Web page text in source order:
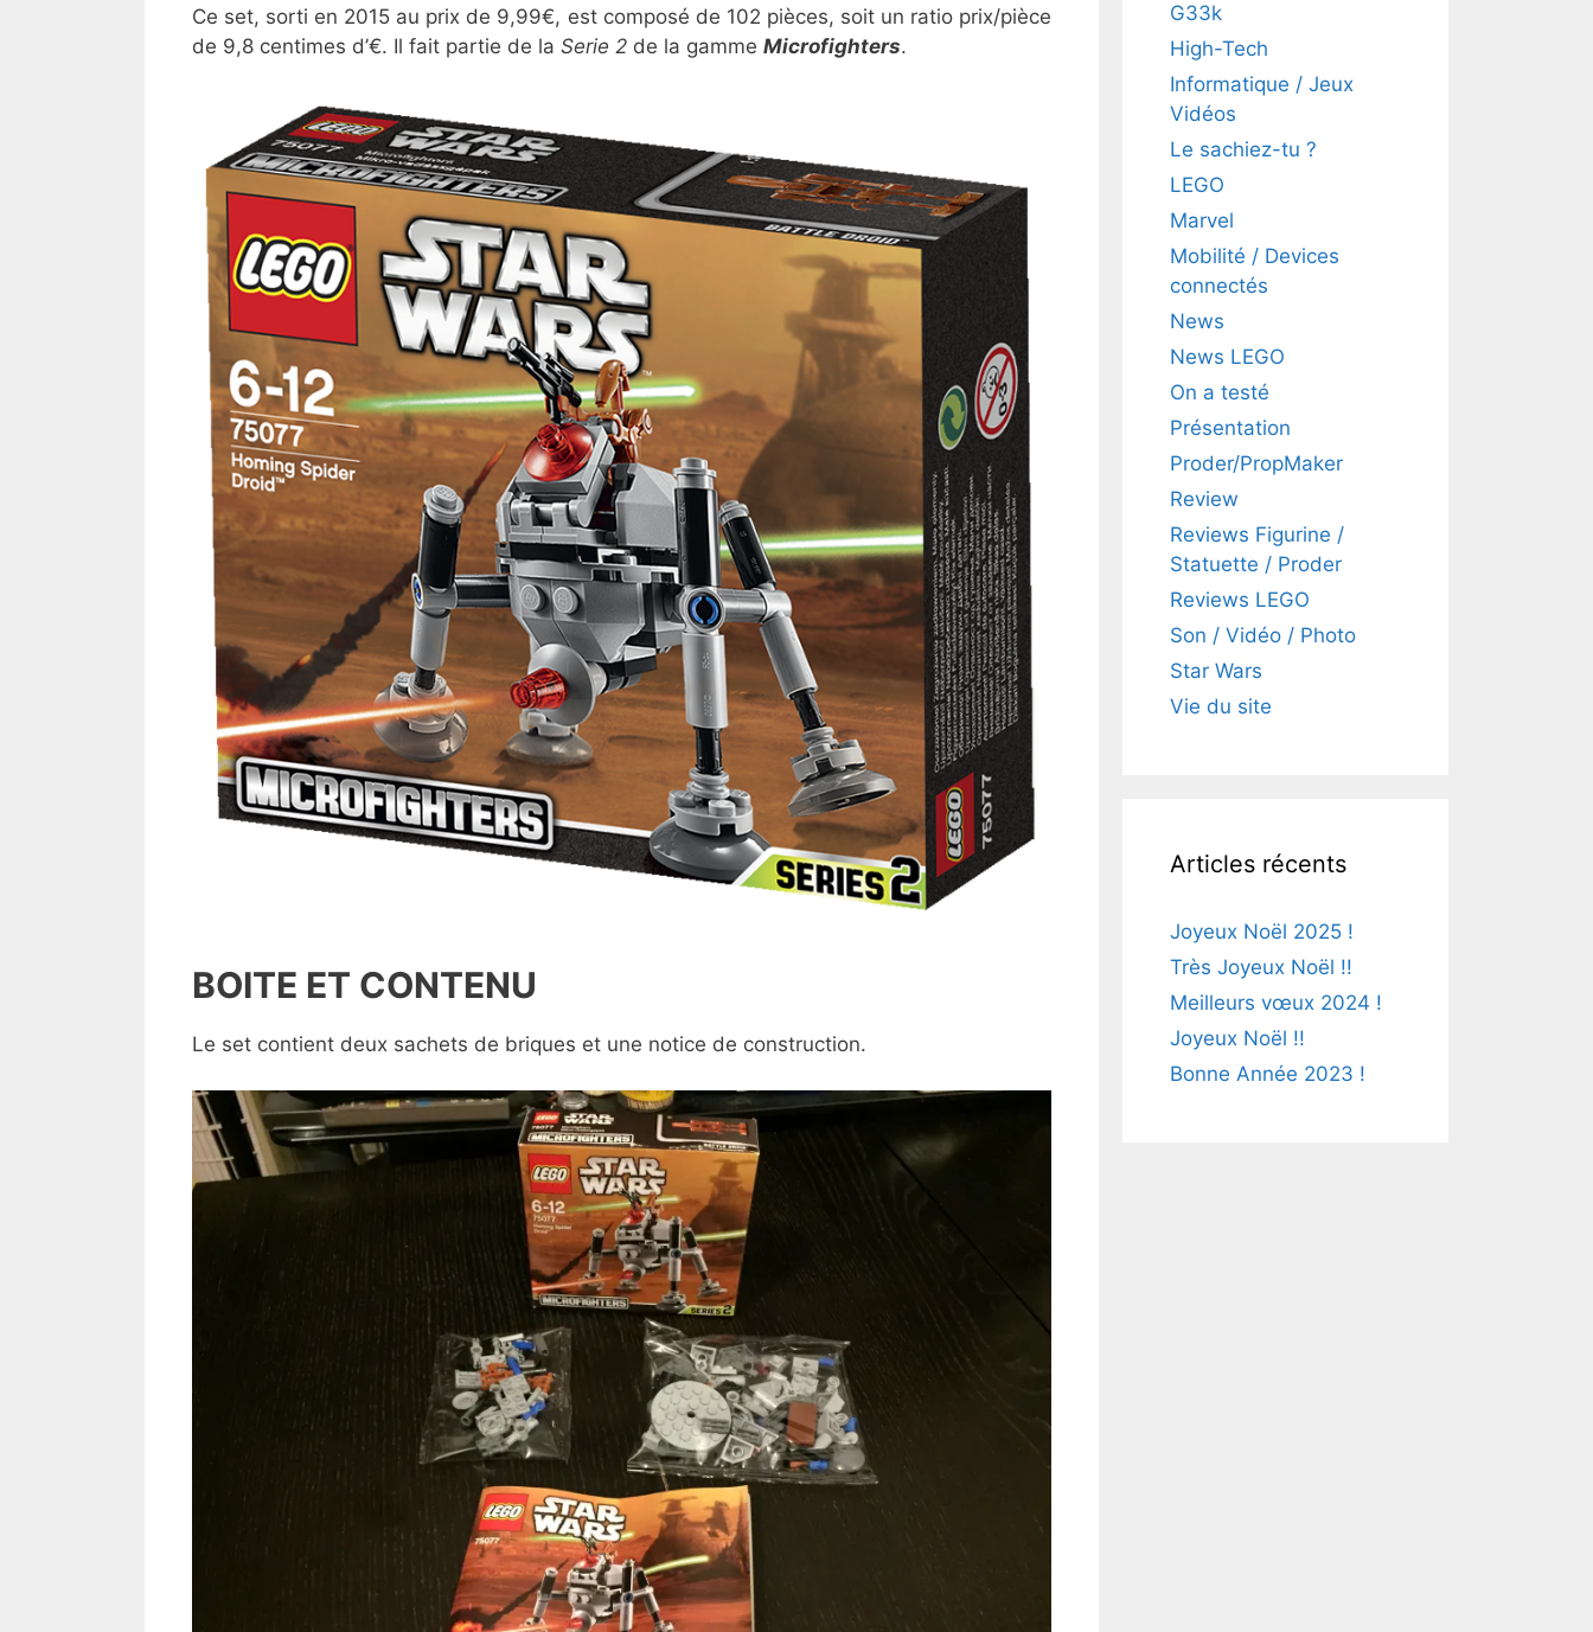
Ce set, sorti en 2015 au prix de 9,99€, est composé de 102 pièces, soit un ratio prix/pièce
de 9,8 centimes d’€. Il fait partie de la Serie 2 de la gamme Microfighters.
BOITE ET CONTENU
Le set contient deux sachets de briques et une notice de construction.
G33k
High-Tech
Informatique / Jeux
Vidéos
Le sachiez-tu ?
LEGO
Marvel
Mobilité / Devices
connectés
News
News LEGO
On a testé
Présentation
Proder/PropMaker
Review
Reviews Figurine /
Statuette / Proder
Reviews LEGO
Son / Vidéo / Photo
Star Wars
Vie du site
Articles récents
Joyeux Noël 2025 !
Très Joyeux Noël !!
Meilleurs vœux 2024 !
Joyeux Noël !!
Bonne Année 2023 !